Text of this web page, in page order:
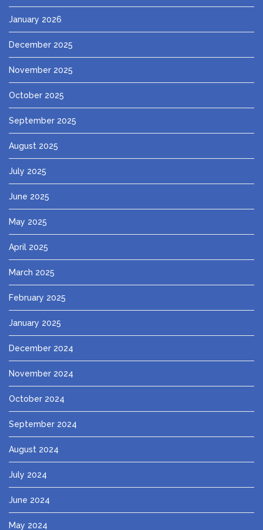
January 2026
December 2025
November 2025
October 2025
September 2025
August 2025
July 2025
June 2025
May 2025
April 2025
March 2025
February 2025
January 2025
December 2024
November 2024
October 2024
September 2024
August 2024
July 2024
June 2024
May 2024